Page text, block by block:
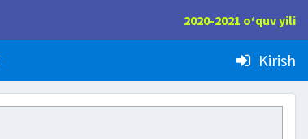
2020-2021 o‘quv yili
Kirish